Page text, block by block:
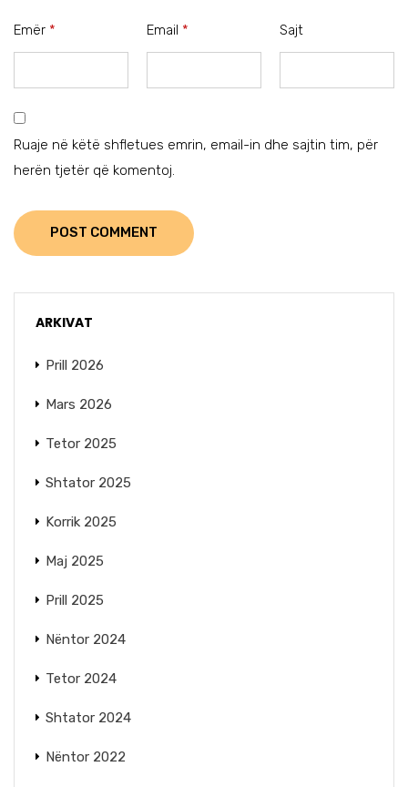
Emër * Email * Sajt
Ruaje në këtë shfletues emrin, email-in dhe sajtin tim, për
herën tjetër që komentoj.
POST COMMENT
ARKIVAT
Prill 2026
Mars 2026
Tetor 2025
Shtator 2025
Korrik 2025
Maj 2025
Prill 2025
Nëntor 2024
Tetor 2024
Shtator 2024
Nëntor 2022